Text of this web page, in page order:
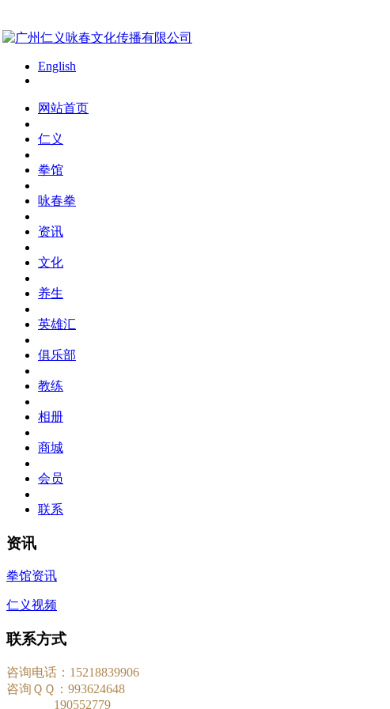
English
网站首页
仁义
拳馆
咏春拳
资讯
文化
养生
英雄汇
俱乐部
教练
相册
商城
会员
联系
资讯
拳馆资讯
仁义视频
联系方式
咨询电话：15218839906
咨询ＱＱ：993624648
190552779